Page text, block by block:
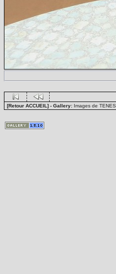
[Retour ACCUEIL] - Gallery: Images de TENES